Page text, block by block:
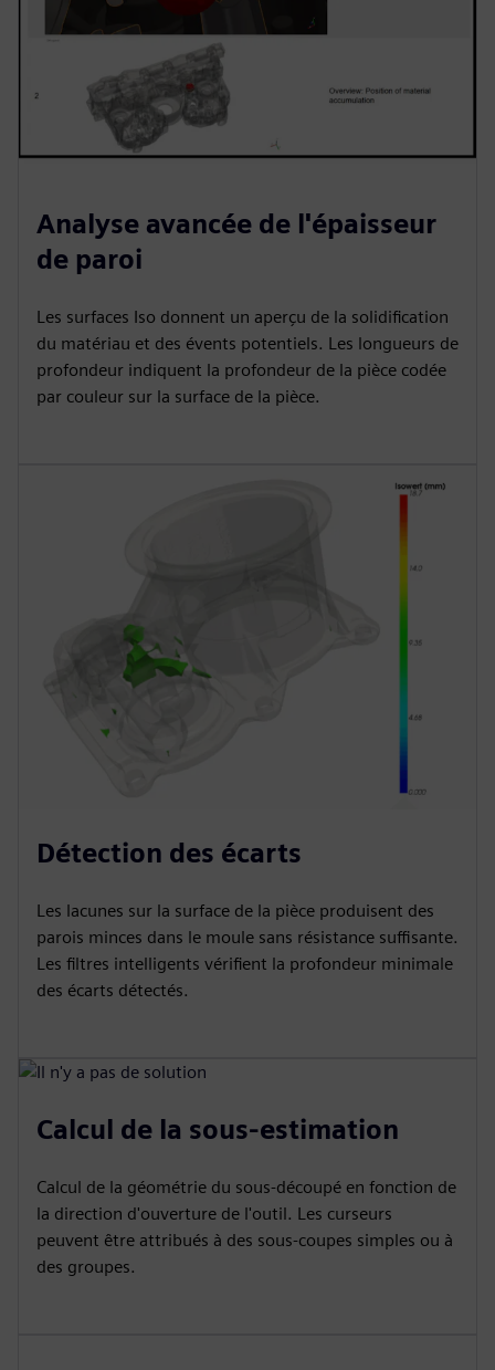
Analyse avancée de l'épaisseur
de paroi
Les surfaces Iso donnent un aperçu de la solidification
du matériau et des évents potentiels. Les longueurs de
profondeur indiquent la profondeur de la pièce codée
par couleur sur la surface de la pièce.
Détection des écarts
Les lacunes sur la surface de la pièce produisent des
parois minces dans le moule sans résistance suffisante.
Les filtres intelligents vérifient la profondeur minimale
des écarts détectés.
Calcul de la sous-estimation
Calcul de la géométrie du sous-découpé en fonction de
la direction d'ouverture de l'outil. Les curseurs
peuvent être attribués à des sous-coupes simples ou à
des groupes.